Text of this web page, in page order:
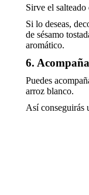
Sirve el salteado
Si lo deseas,
de sésamo
aromático.
6.
Puedes
arroz blanco.
Así conseguirás